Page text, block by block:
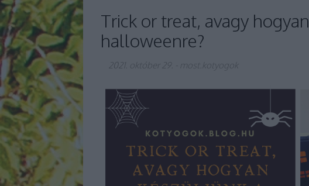
Trick or treat, avagy
halloweenre?
2021. október 29. most.kotyogok